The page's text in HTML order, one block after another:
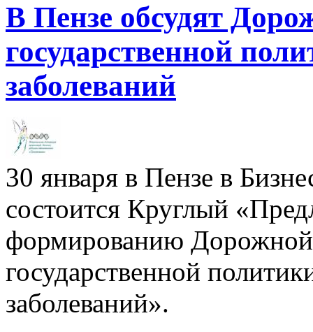
В Пензе обсудят
государственной
заболеваний
30 января в Пензе в
состоится Круглый
формированию Дорожной
государственной
заболеваний».